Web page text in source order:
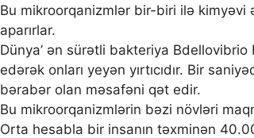
Bu mikroorqanizmlər bir-biri ilə kimyəvi
aparırlar.
Dünya’ ən sürətli bakteriya
edərək onları yeyən yırtıcıdır. Bir
bərabər olan məsafəni qət edir.
Bu mikroorqanizmlərin bəzi növləri
Orta hesabla bir insanın təxminən